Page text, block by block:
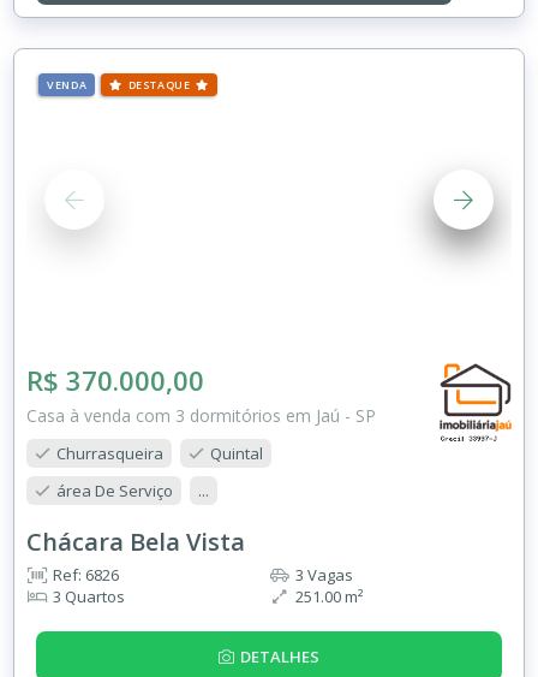
VENDA DESTAQUE
R$ 370.000,00
Casa à venda com 3 dormitórios em Jaú - SP
Churrasqueira
Quintal
área De Serviço
...
Chácara Bela Vista
Ref: 6826
3 Quartos
3 Vagas
251.00 m²
DETALHES